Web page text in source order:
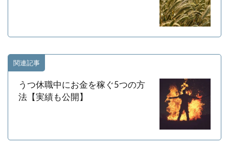
関連記事
うつ休職中にお金を稼ぐ5つの方
法【実績も公開】